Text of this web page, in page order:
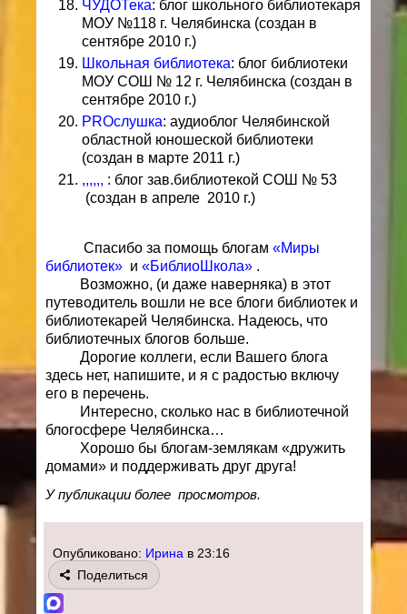
ЧУДОТека: блог школьного библиотекаря
МОУ №118 г. Челябинска (создан в
сентябре 2010 г.)
Школьная библиотека: блог библиотеки
МОУ СОШ № 12 г. Челябинска (создан в
сентябре 2010 г.)
PROслушка: аудиоблог Челябинской
областной юношеской библиотеки
(создан в марте 2011 г.)
,,,,,, : блог зав.библиотекой СОШ № 53
(создан в апреле 2010 г.)
Спасибо за помощь блогам «Миры
библиотек» и «БиблиоШкола» .
Возможно, (и даже наверняка) в этот
путеводитель вошли не все блоги библиотек и
библиотекарей Челябинска. Надеюсь, что
библиотечных блогов больше.
Дорогие коллеги, если Вашего блога
здесь нет, напишите, и я с радостью включу
его в перечень.
Интересно, сколько нас в библиотечной
блогосфере Челябинска…
Хорошо бы блогам-землякам «дружить
домами» и поддерживать друг друга!
У публикации более просмотров.
Опубликовано: Ирина в 23:16
Поделиться